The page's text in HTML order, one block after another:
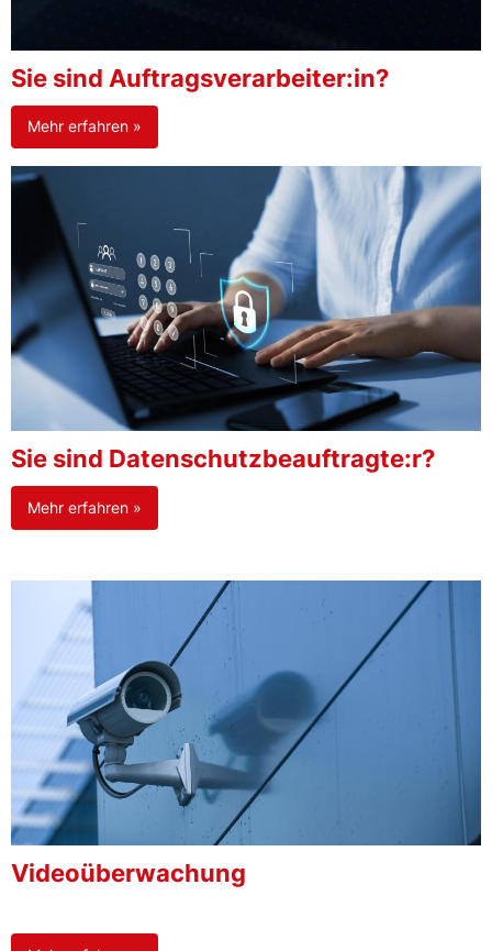
Sie sind Auftragsverarbeiter:in?
Mehr erfahren »
Sie sind Datenschutzbeauftragte:r?
Mehr erfahren »
Videoüberwachung